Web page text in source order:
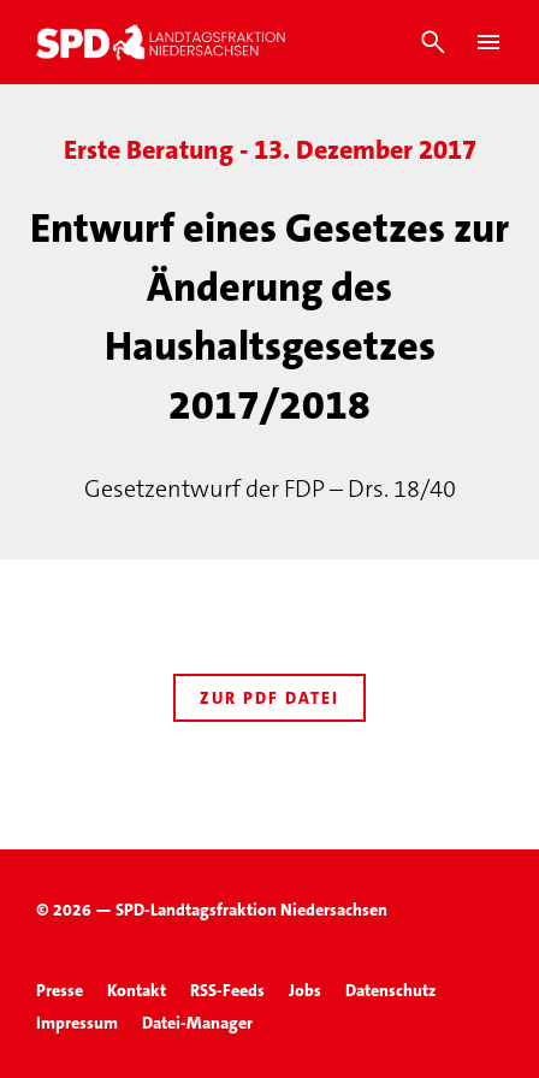
Erste Beratung - 13. Dezember 2017
Entwurf eines Gesetzes zur
Änderung des
Haushaltsgesetzes
2017/2018
Gesetzentwurf der FDP – Drs. 18/40
ZUR PDF DATEI
© 2026 — SPD-Landtagsfraktion Niedersachsen
Presse Kontakt RSS-Feeds Jobs
Datenschutz
Impressum
Datei-Manager